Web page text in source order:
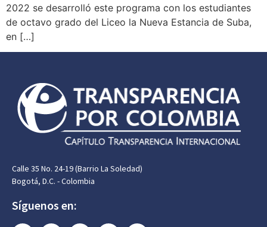
2022 se desarrolló este programa con los estudiantes
de octavo grado del Liceo la Nueva Estancia de Suba,
en […]
Calle 35 No. 24-19 (Barrio La Soledad)
Bogotá, D.C. - Colombia
Síguenos en: